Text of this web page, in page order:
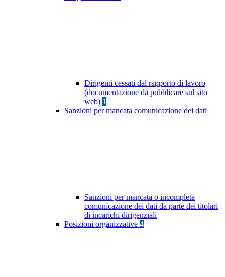
Dirigenti cessati dal rapporto di lavoro
(documentazione da pubblicare sul sito
web) 1
Sanzioni per mancata comunicazione dei dati
Sanzioni per mancata o incompleta
comunicazione dei dati da parte dei titolari
di incarichi dirigenziali
Posizioni organizzative 4